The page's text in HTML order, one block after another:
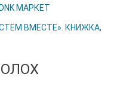
МАРКЕТ
ВМЕСТЕ». КНИЖКА,